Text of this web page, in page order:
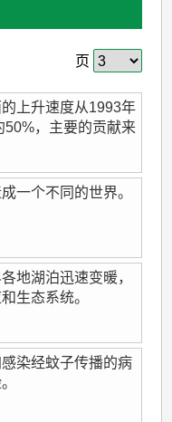
页
最
新
上升速度从1993年
50%，主要的贡献来
一个不同的世界。
地湖泊迅速变暖，
生态系统。
染经蚊子传播的病